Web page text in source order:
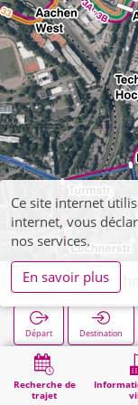
Recherche de
trajet
Départ Destination
Démarrage Vente
Ce site internet
internet, vous
nos services.
En savoir plus